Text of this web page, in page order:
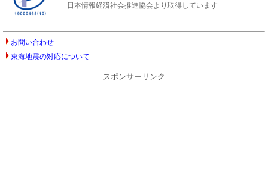
日本情報経済社会推進協会より取得しています
お問い合わせ
東海地震の対応について
スポンサーリンク